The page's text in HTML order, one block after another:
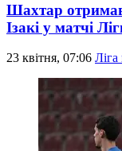
Шахтар
Ізакі у матчі
23 квітня, 07:06 Ліга